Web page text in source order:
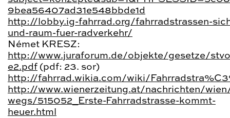
9bea56407ad31e548bbde1d
http://lobby.ig-fahrrad.org/fahrradstrassen-
und-raum-fuer-radverkehr/
Német KRESZ:
http://www.juraforum.de/objekte/gesetze/
e2.pdf (pdf: 23. sor)
http://fahrrad.wikia.com/wiki/
http://www.wienerzeitung.at/nachrichten/
wegs/515052_Erste-Fahrradstrasse-kommt-
heuer.html